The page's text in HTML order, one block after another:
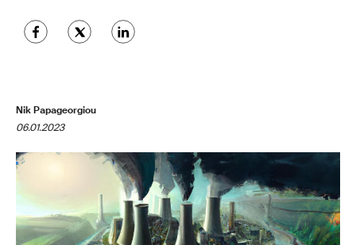
Nik Papageorgiou
06.01.2023